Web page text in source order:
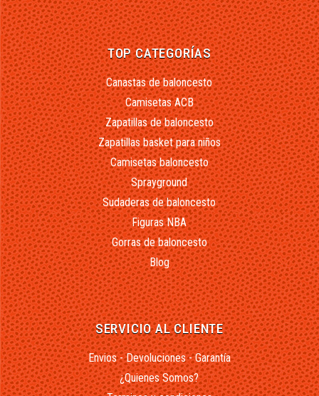
TOP CATEGORÍAS
Canastas de baloncesto
Camisetas ACB
Zapatillas de baloncesto
Zapatillas basket para niños
Camisetas baloncesto
Sprayground
Sudaderas de baloncesto
Figuras NBA
Gorras de baloncesto
Blog
SERVICIO AL CLIENTE
Envios - Devoluciones - Garantía
¿Quienes Somos?